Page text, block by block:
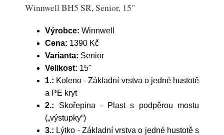
Winnwell BH5 SR, Senior, 15"
Výrobce: Winnwell
Cena: 1390 Kč
Varianta: Senior
Velikost: 15"
1.: Koleno - Základní vrstva o jedné hustotě
a PE kryt
2.: Skořepina - Plast s podpěrou mostu
(„výstupky“)
3.: Lýtko - Základní vrstva o jedné hustotě s